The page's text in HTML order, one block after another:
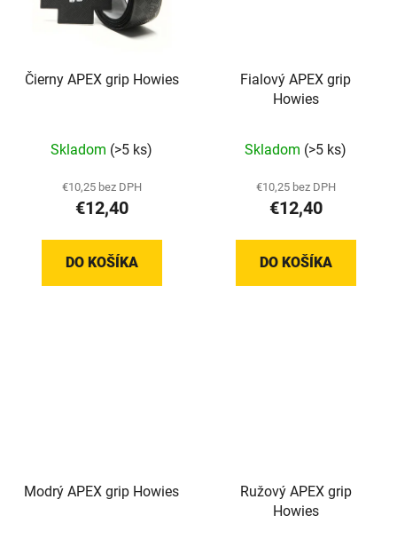
Čierny APEX grip Howies
Skladom (>5 ks)
€10,25 bez DPH
€12,40
DO KOŠÍKA
Fialový APEX grip
Howies
Skladom (>5 ks)
€10,25 bez DPH
€12,40
DO KOŠÍKA
Modrý APEX grip Howies
Ružový APEX grip
Howies